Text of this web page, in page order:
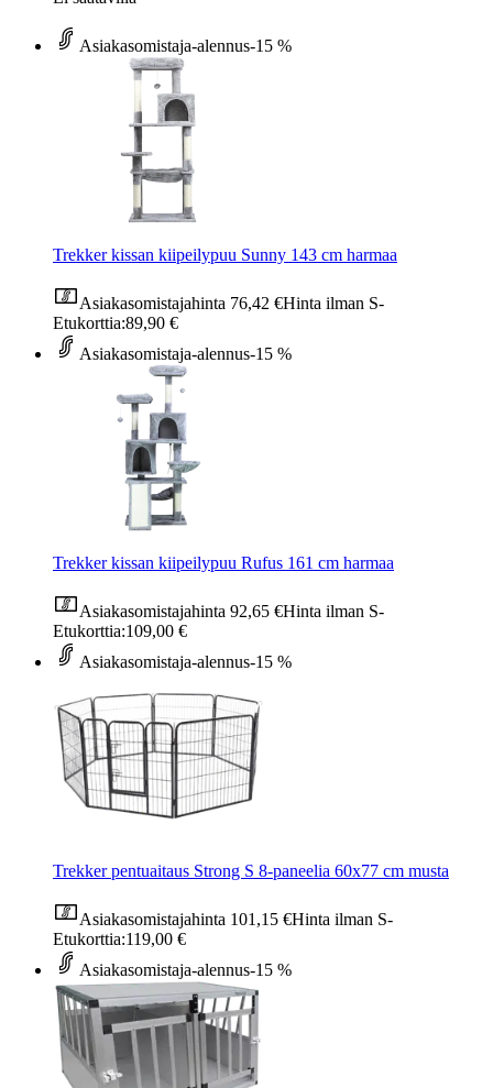
Asiakasomistaja-alennus-15 %
Trekker kissan kiipeilypuu Sunny 143 cm harmaa
Asiakasomistajahinta 76,42 €Hinta ilman S-
Etukorttia:89,90 €
Asiakasomistaja-alennus-15 %
Trekker kissan kiipeilypuu Rufus 161 cm harmaa
Asiakasomistajahinta 92,65 €Hinta ilman S-
Etukorttia:109,00 €
Asiakasomistaja-alennus-15 %
Trekker pentuaitaus Strong S 8-paneelia 60x77 cm musta
Asiakasomistajahinta 101,15 €Hinta ilman S-
Etukorttia:119,00 €
Asiakasomistaja-alennus-15 %